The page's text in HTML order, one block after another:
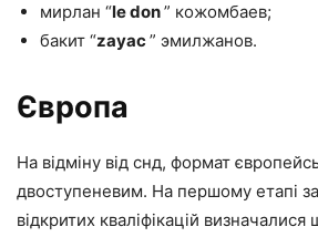
мирлан “le don” кожомбаев;
бакит “zayac” эмилжанов.
Європа
На відміну від снд, формат
двоступеневим. На першому етапі
відкритих кваліфікацій визначалися